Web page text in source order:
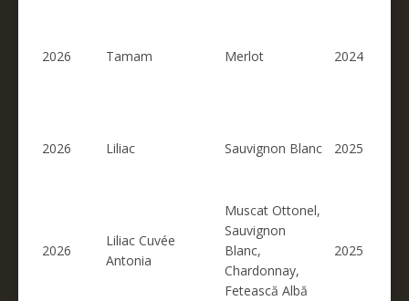
2026 Tamam Merlot 2024
2026 Liliac Sauvignon Blanc 2025
2026
Liliac Cuvée
Antonia
Muscat Ottonel,
Sauvignon
Blanc,
Chardonnay,
Fetească Albă
2025